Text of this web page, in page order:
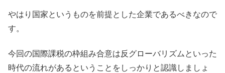
やはり国家というものを前提とした企業であるべきなので
す。
今回の国際課税の枠組み合意は反グローバリズムといった
時代の流れがあるということをしっかりと認識しましょ